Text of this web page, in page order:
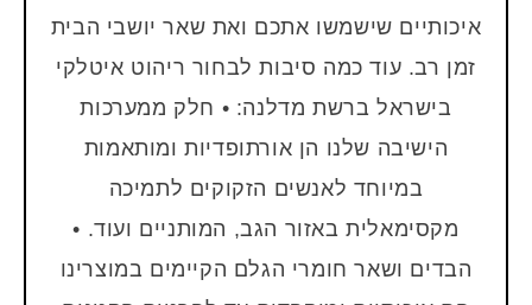
איכותיים שישמשו אתכם ואת שאר יושבי הבית
זמן רב. עוד כמה סיבות לבחור ריהוט איטלקי
בישראל ברשת מדלנה: • חלק ממערכות
הישיבה שלנו הן אורתופדיות ומותאמות
במיוחד לאנשים הזקוקים לתמיכה
מקסימאלית באזור הגב, המותניים ועוד. •
הבדים ושאר חומרי הגלם הקיימים במוצרינו